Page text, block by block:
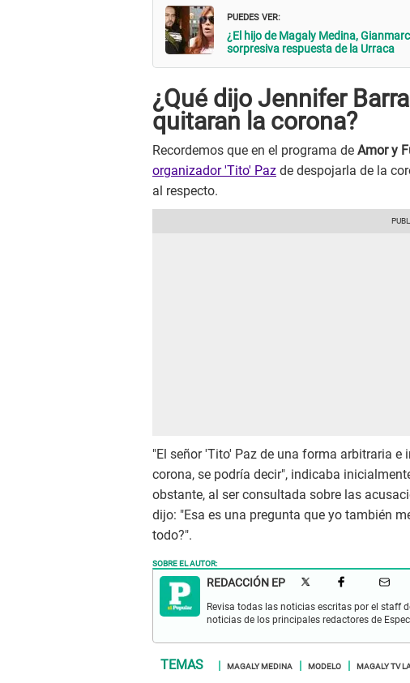
PUEDES VER:
¿El hijo de Magaly Medina,
sorpresiva respuesta de la Urraca
¿Qué dijo Jennifer
quitaran la corona?
Recordemos que en el programa de Amor y
organizador 'Tito' Paz de despojarla de la
al respecto.
"El señor 'Tito' Paz de una forma arbitraria
corona, se podría decir", indicaba
obstante, al ser consultada sobre las
dijo: "Esa es una pregunta que yo también
todo?".
SOBRE EL AUTOR:
REDACCIÓN EP
Revisa todas las noticias escritas por el staff
noticias de los principales redactores de
MAGALY MEDINA MODELO MAGALY TV